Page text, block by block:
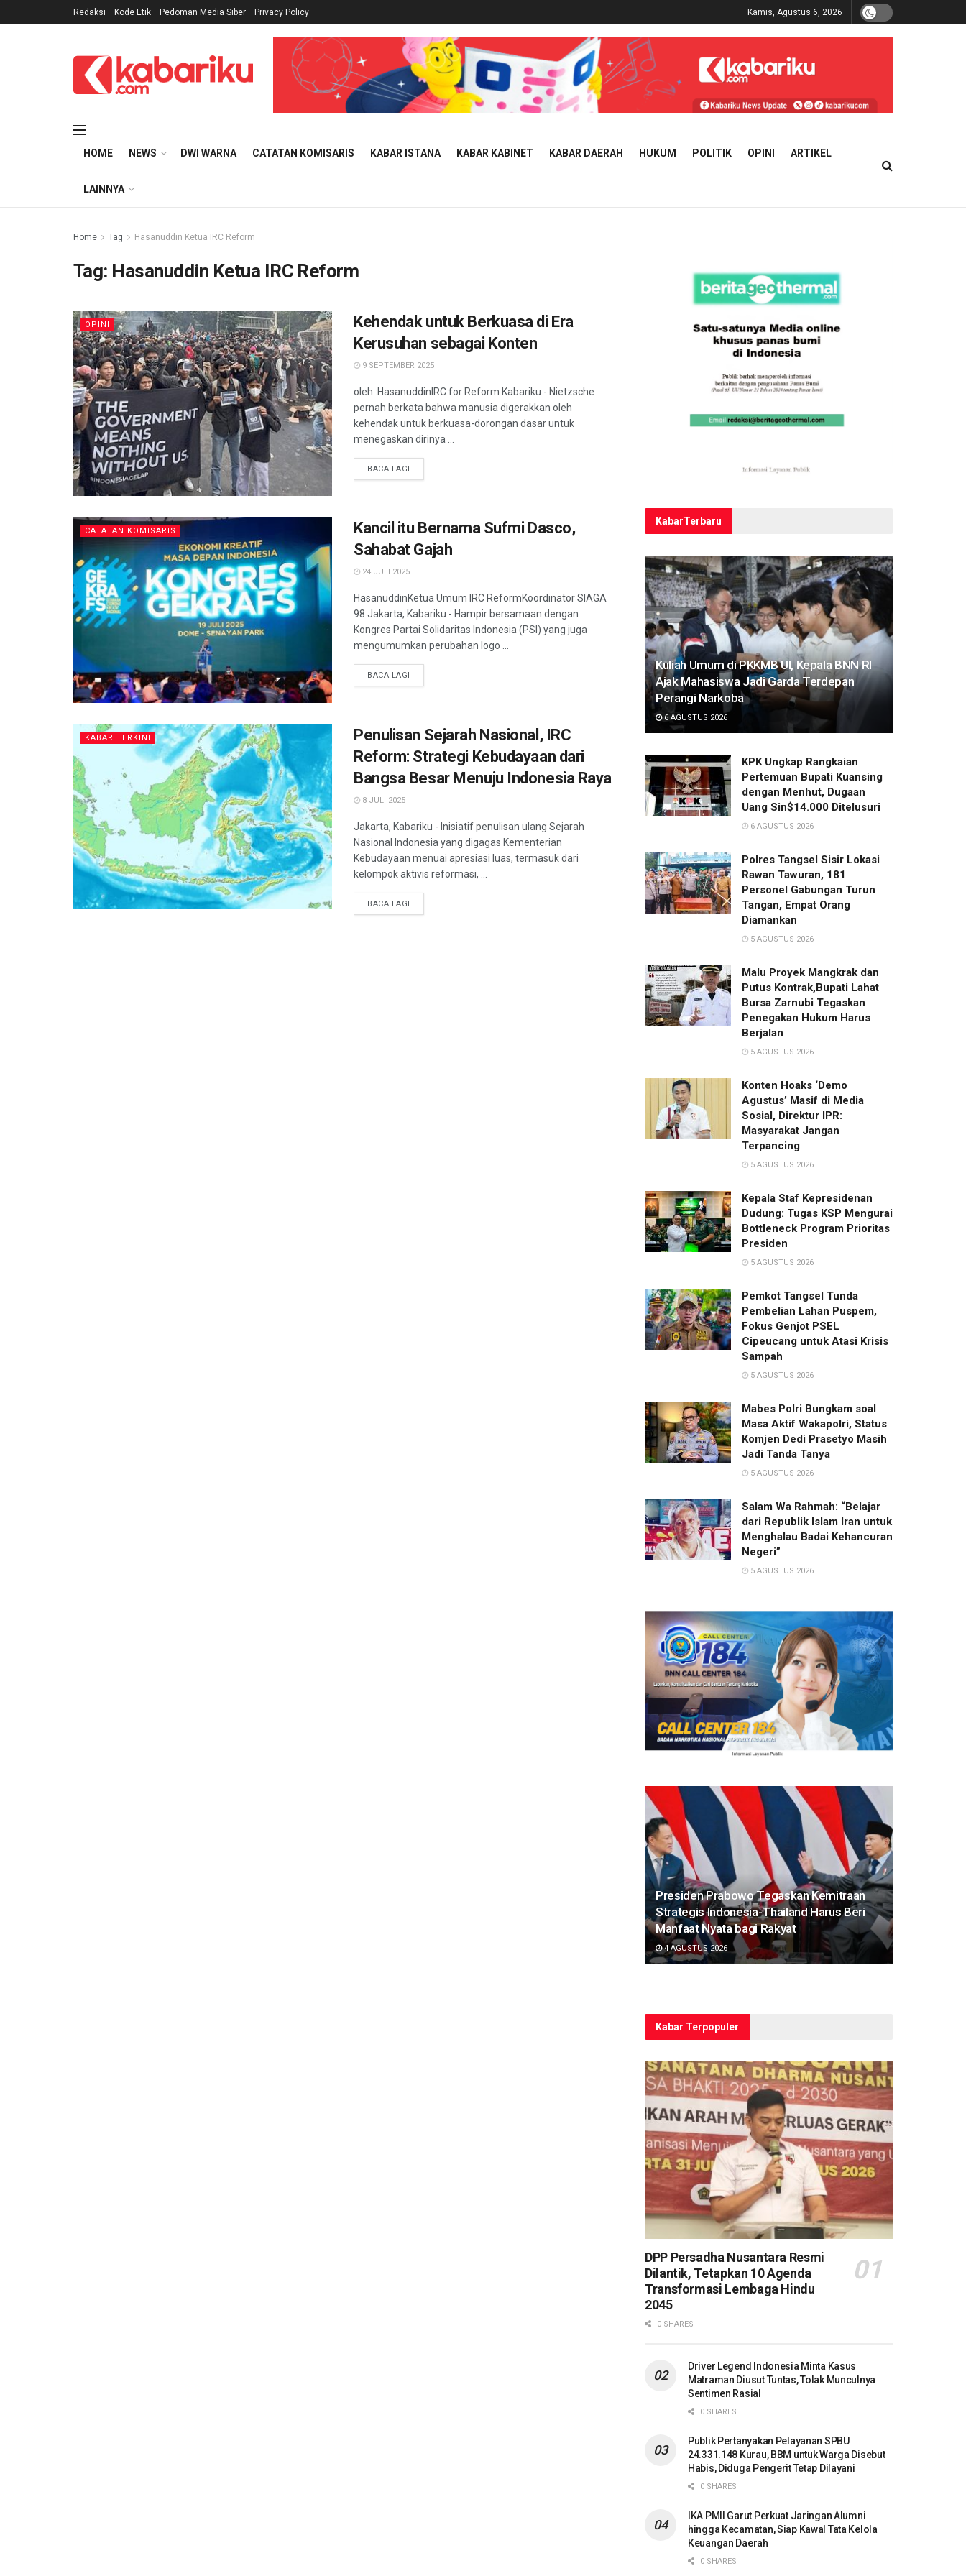
Redaksi Kode Etik Pedoman Media Siber Privacy Policy Kamis, Agustus 6, 2026
HOME NEWS DWI WARNA CATATAN KOMISARIS KABAR ISTANA KABAR KABINET KABAR DAERAH HUKUM POLITIK OPINI ARTIKEL
LAINNYA
Home Tag Hasanuddin Ketua IRC Reform
Tag: Hasanuddin Ketua IRC Reform
OPINI
Kehendak untuk Berkuasa di Era
Kerusuhan sebagai Konten
9 SEPTEMBER 2025
oleh :HasanuddinIRC for Reform Kabariku - Nietzsche
pernah berkata bahwa manusia digerakkan oleh
kehendak untuk berkuasa-dorongan dasar untuk
menegaskan dirinya ...
BACA LAGI
CATATAN KOMISARIS
Kancil itu Bernama Sufmi Dasco,
Sahabat Gajah
24 JULI 2025
HasanuddinKetua Umum IRC ReformKoordinator SIAGA
98 Jakarta, Kabariku - Hampir bersamaan dengan
Kongres Partai Solidaritas Indonesia (PSI) yang juga
mengumumkan perubahan logo ...
BACA LAGI
KABAR TERKINI
Penulisan Sejarah Nasional, IRC
Reform: Strategi Kebudayaan dari
Bangsa Besar Menuju Indonesia Raya
8 JULI 2025
Jakarta, Kabariku - Inisiatif penulisan ulang Sejarah
Nasional Indonesia yang digagas Kementerian
Kebudayaan menuai apresiasi luas, termasuk dari
kelompok aktivis reformasi, ...
BACA LAGI
KabarTerbaru
Kuliah Umum di PKKMB UI, Kepala BNN RI
Ajak Mahasiswa Jadi Garda Terdepan
Perangi Narkoba
6 AGUSTUS 2026
KPK Ungkap Rangkaian
Pertemuan Bupati Kuansing
dengan Menhut, Dugaan
Uang Sin$14.000 Ditelusuri
6 AGUSTUS 2026
Polres Tangsel Sisir Lokasi
Rawan Tawuran, 181
Personel Gabungan Turun
Tangan, Empat Orang
Diamankan
5 AGUSTUS 2026
Malu Proyek Mangkrak dan
Putus Kontrak,Bupati Lahat
Bursa Zarnubi Tegaskan
Penegakan Hukum Harus
Berjalan
5 AGUSTUS 2026
Konten Hoaks ‘Demo
Agustus’ Masif di Media
Sosial, Direktur IPR:
Masyarakat Jangan
Terpancing
5 AGUSTUS 2026
Kepala Staf Kepresidenan
Dudung: Tugas KSP Mengurai
Bottleneck Program Prioritas
Presiden
5 AGUSTUS 2026
Pemkot Tangsel Tunda
Pembelian Lahan Puspem,
Fokus Genjot PSEL
Cipeucang untuk Atasi Krisis
Sampah
5 AGUSTUS 2026
Mabes Polri Bungkam soal
Masa Aktif Wakapolri, Status
Komjen Dedi Prasetyo Masih
Jadi Tanda Tanya
5 AGUSTUS 2026
Salam Wa Rahmah: “Belajar
dari Republik Islam Iran untuk
Menghalau Badai Kehancuran
Negeri”
5 AGUSTUS 2026
Presiden Prabowo Tegaskan Kemitraan
Strategis Indonesia-Thailand Harus Beri
Manfaat Nyata bagi Rakyat
4 AGUSTUS 2026
Kabar Terpopuler
DPP Persadha Nusantara Resmi
Dilantik, Tetapkan 10 Agenda
Transformasi Lembaga Hindu
2045
0 SHARES
Driver Legend Indonesia Minta Kasus
Matraman Diusut Tuntas, Tolak Munculnya
Sentimen Rasial
0 SHARES
Publik Pertanyakan Pelayanan SPBU
24.331.148 Kurau, BBM untuk Warga Disebut
Habis, Diduga Pengerit Tetap Dilayani
0 SHARES
IKA PMII Garut Perkuat Jaringan Alumni
hingga Kecamatan, Siap Kawal Tata Kelola
Keuangan Daerah
0 SHARES